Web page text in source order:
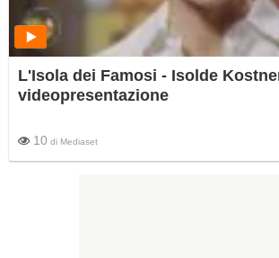
L'Isola dei Famosi - Isolde
videopresentazione
10 di Mediaset